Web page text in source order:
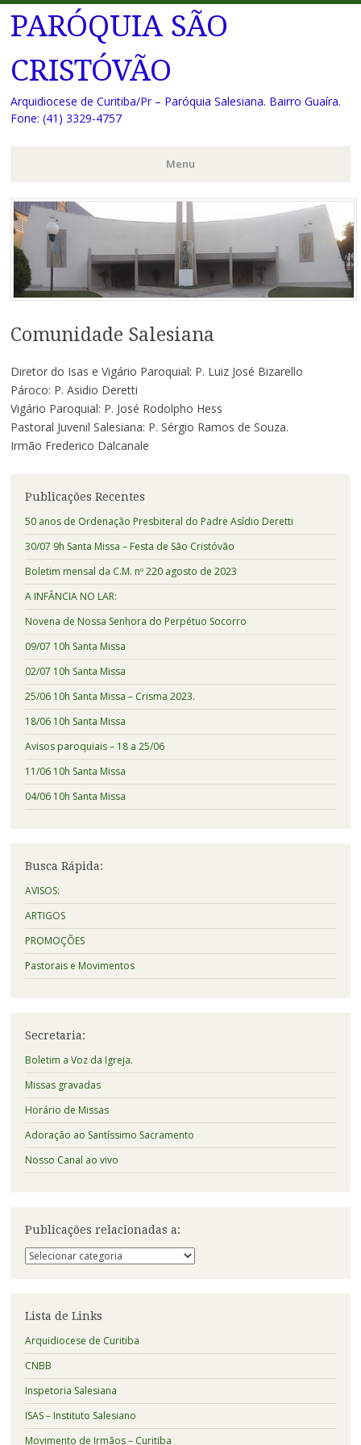
PARÓQUIA SÃO
CRISTÓVÃO
Arquidiocese de Curitiba/Pr – Paróquia Salesiana. Bairro Guaíra.
Fone: (41) 3329-4757
Menu
Pular
para
o
conteúdo
Comunidade Salesiana
Diretor do Isas e Vigário Paroquial: P. Luiz José Bizarello
Pároco: P. Asidio Deretti
Vigário Paroquial: P. José Rodolpho Hess
Pastoral Juvenil Salesiana: P. Sérgio Ramos de Souza.
Irmão Frederico Dalcanale
Publicações Recentes
50 anos de Ordenação Presbiteral do Padre Asídio Deretti
30/07 9h Santa Missa – Festa de São Cristóvão
Boletim mensal da C.M. nº 220 agosto de 2023
A INFÂNCIA NO LAR:
Novena de Nossa Senhora do Perpétuo Socorro
09/07 10h Santa Missa
02/07 10h Santa Missa
25/06 10h Santa Missa – Crisma 2023.
18/06 10h Santa Missa
Avisos paroquiais – 18 a 25/06
11/06 10h Santa Missa
04/06 10h Santa Missa
Busca Rápida:
AVISOS:
ARTIGOS
PROMOÇÕES
Pastorais e Movimentos
Secretaria:
Boletim a Voz da Igreja.
Missas gravadas
Horário de Missas
Adoração ao Santíssimo Sacramento
Nosso Canal ao vivo
Publicações relacionadas a:
Publicações
relacionadas
Lista de Links
Arquidiocese de Curitiba
CNBB
Inspetoria Salesiana
ISAS – Instituto Salesiano
Movimento de Irmãos – Curitiba